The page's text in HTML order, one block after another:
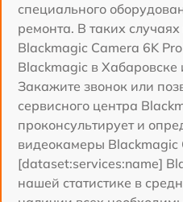
специального
ремонта. В таких
Blackmagic Camera 6K
Blackmagic в Хабаровске
Закажите звонок или
сервисного центра
проконсультирует и
видеокамеры Blackmagic
[dataset:services:name]
нашей статистике в